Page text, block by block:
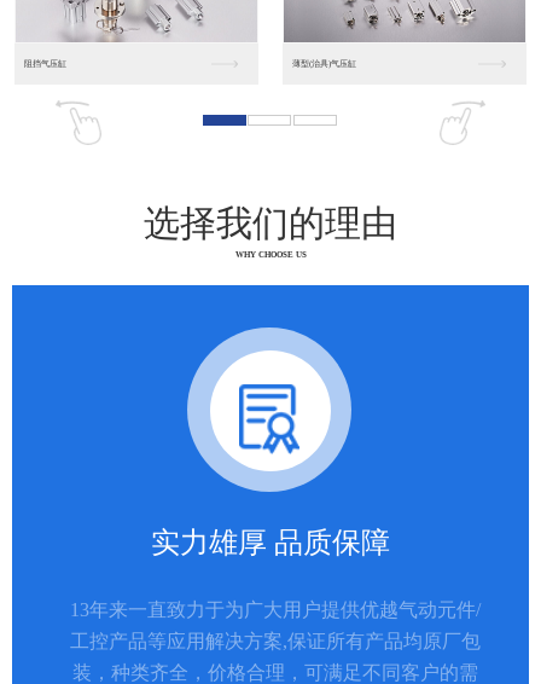
松下人机界面DP10... 数字光钎传感器FX-...
选择我们的理由
WHY CHOOSE US
实力雄厚 品质保障
13年来一直致力于为广大用户提供优越气动元件/
工控产品等应用解决方案,保证所有产品均原厂包
装，种类齐全，价格合理，可满足不同客户的需